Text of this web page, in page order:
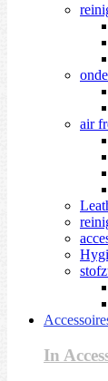
air
In